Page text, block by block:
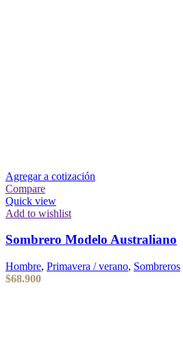
Agregar a cotización
Compare
Quick view
Add to wishlist
Sombrero Modelo Australiano
Hombre, Primavera / verano, Sombreros
$68.900